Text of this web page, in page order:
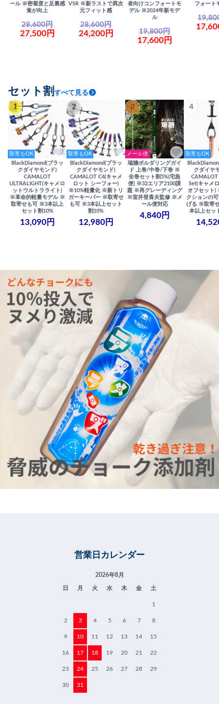
ール ※密着度と足裏感
覚が向上
28,600円
27,500円
VSR ※新ラストで異次
元フィット感
28,600円
24,200円
者向けコンフォートモ
デル ※2024年新モデ
ル
19,800円
17,600円
フォート
セット割 すべて見る
1
取寄もOK
BlackDiamond(ブラッ
クダイヤモンド)
CAMALOT
ULTRALIGHT(キャメロ
ットウルトラライト)
※革命的軽量モデル ※
取寄せも可 ※3本以上
セット割10%
13,090円
2
取寄もOK
BlackDiamond(ブラッ
クダイヤモンド)
CAMALOT C4(キャメ
ロット シーフォー)
※10%軽量化 ※新トリ
ガーキーパー ※取寄せ
も可 ※3本以上セット
割10%
12,980円
3
メール便
瑞牆ボルダリングガイ
ド 上巻/中巻/下巻 ※
全巻セット割5%(宅急
便) ※32エリア2100課
題 ※再グレーディング
※室井登喜夫監修 ※メ
ール便対応
4,840円
4
取寄もOK
クダイヤ
Set(キャメ
オフセット)
クションの
げる ※取寄
本以上セッ
営業日カレンダー
2026年8月
日 月 火 水 木 金 土
1
2 3 4 5 6 7 8
9 10 11 12 13 14 15
16 17 18 19 20 21 22
23 24 25 26 27 28 29
30 31